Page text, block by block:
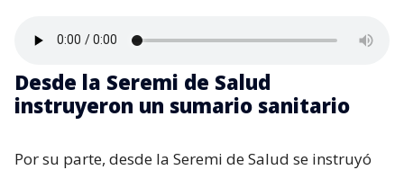
Desde la Seremi de Salud
instruyeron un sumario sanitario
Por su parte, desde la Seremi de Salud se instruyó